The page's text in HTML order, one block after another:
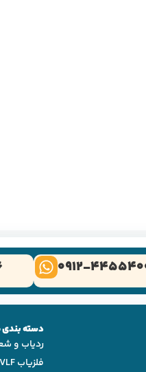
0912-
دسته
ردیاب و
فلزیاب VLF